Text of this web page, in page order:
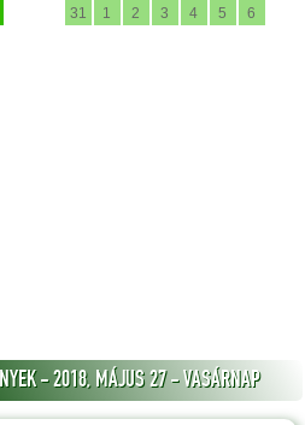
31
1 2 3 4 5 6
- 2018, MÁJUS 27 - VASÁRNAP